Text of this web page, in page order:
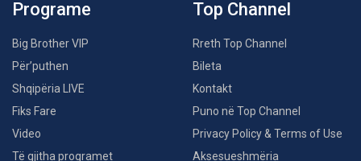
Programe
Big Brother VIP
Për’puthen
Shqipëria LIVE
Fiks Fare
Video
Të gjitha programet
Top Channel
Rreth Top Channel
Bileta
Kontakt
Puno në Top Channel
Privacy Policy & Terms of Use
Aksesueshmëria